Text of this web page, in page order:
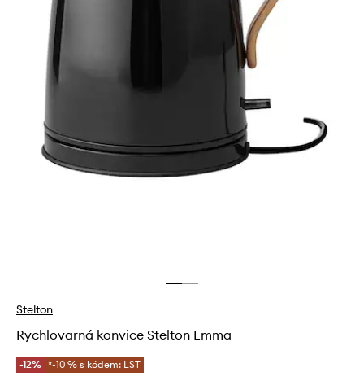
Stelton
Rychlovarná konvice Stelton Emma
-12% *-10 % s kódem: LST